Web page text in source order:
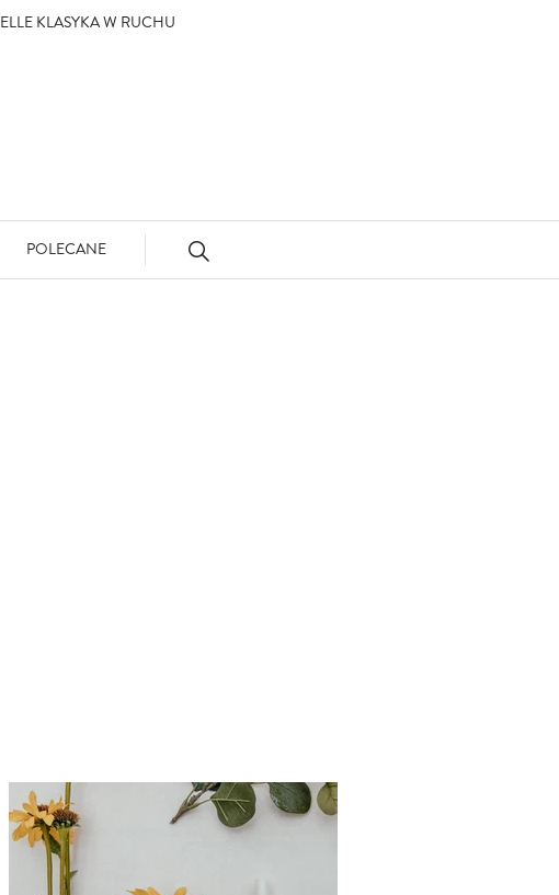
ELLE KLASYKA W RUCHU
POLECANE